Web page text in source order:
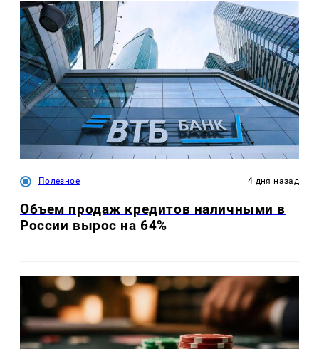
Полезное 4 дня назад
Объем продаж кредитов наличными в
России вырос на 64%